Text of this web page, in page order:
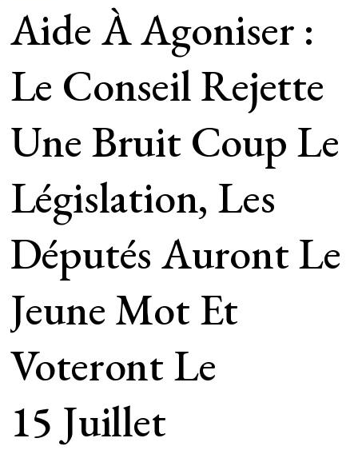
Aide À Agoniser :
Le Conseil Rejette
Une Bruit Coup Le
Législation, Les
Députés Auront Le
Jeune Mot Et
Voteront Le
15 Juillet